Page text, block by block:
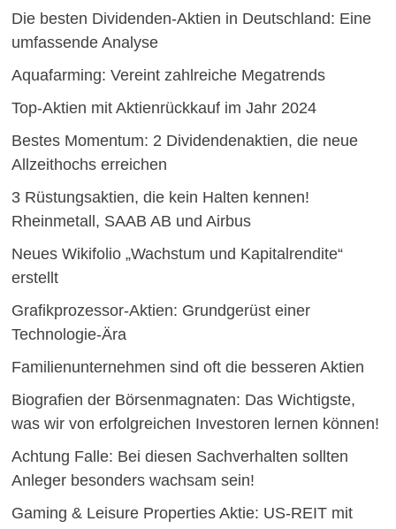
Die besten Dividenden-Aktien in Deutschland: Eine
umfassende Analyse
Aquafarming: Vereint zahlreiche Megatrends
Top-Aktien mit Aktienrückkauf im Jahr 2024
Bestes Momentum: 2 Dividendenaktien, die neue
Allzeithochs erreichen
3 Rüstungsaktien, die kein Halten kennen!
Rheinmetall, SAAB AB und Airbus
Neues Wikifolio „Wachstum und Kapitalrendite“
erstellt
Grafikprozessor-Aktien: Grundgerüst einer
Technologie-Ära
Familienunternehmen sind oft die besseren Aktien
Biografien der Börsenmagnaten: Das Wichtigste,
was wir von erfolgreichen Investoren lernen können!
Achtung Falle: Bei diesen Sachverhalten sollten
Anleger besonders wachsam sein!
Gaming & Leisure Properties Aktie: US-REIT mit